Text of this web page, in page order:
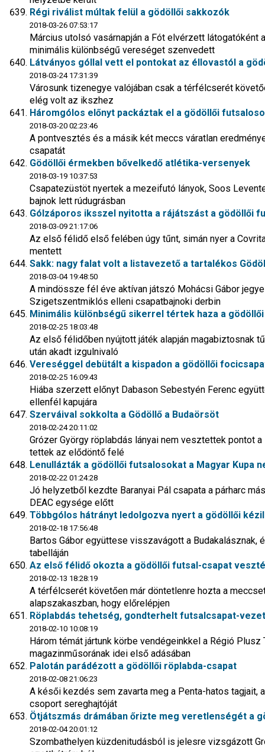
Régi riválist múltak felül a gödöllői sakkozók
2018-03-26 07:53:17
Március utolsó vasárnapján a Fót elvérzett látogatóként
minimális különbségű vereséget szenvedett
Látványos góllal vett el pontokat az éllovastól a
2018-03-24 17:31:39
Városunk tizenegye valójában csak a térfélcserét
elég volt az ikszhez
Háromgólos előnyt packáztak el a gödöllői
2018-03-20 02:23:46
A pontvesztés és a másik két meccs váratlan
csapatát
Gödöllői érmekben bővelkedő atlétika-versenyek
2018-03-19 10:37:53
Csapatezüstöt nyertek a mezeifutó lányok, Soos
bajnok lett rúdugrásban
Gólzáporos iksszel nyitotta a rájátszást a gödöllői
2018-03-09 21:17:06
Az első félidő első felében úgy tűnt, simán nyer a
mentett
Sakk: nagy falat volt a listavezető a tartalékos
2018-03-04 19:48:50
A mindössze fél éve aktívan játszó Mohácsi Gábor
Szigetszentmiklós elleni csapatbajnoki derbin
Minimális különbségű sikerrel tértek haza a
2018-02-25 18:03:48
Az első félidőben nyújtott játék alapján magabiztosnak
után akadt izgulnivaló
Vereséggel debütált a kispadon a gödöllői
2018-02-25 16:09:43
Hiába szerzett előnyt Dabason Sebestyén Ferenc
ellenfél kapujára
Szerváival sokkolta a Gödöllő a Budaörsöt
2018-02-24 20:11:02
Grózer György röplabdás lányai nem vesztettek pontot
tettek az elődöntő felé
Lenullázták a gödöllői futsalosokat a Magyar Kupa
2018-02-22 01:24:28
Jó helyzetből kezdte Baranyai Pál csapata a párharc
DEAC egysége előtt
Többgólos hátrányt ledolgozva nyert a gödöllői
2018-02-18 17:56:48
Bartos Gábor együttese visszavágott a
tabelláján
Az első félidő okozta a gödöllői futsal-csapat
2018-02-13 18:28:19
A térfélcserét követően már döntetlenre hozta a
alapszakaszban, hogy előrelépjen
Röplabdás tehetség, gondterhelt futsalcsapat-
2018-02-10 10:08:19
Három témát jártunk körbe vendégeinkkel a Régió
magazinműsorának idei első adásában
Palotán parádézott a gödöllői röplabda-csapat
2018-02-08 21:06:23
A késői kezdés sem zavarta meg a Penta-hatos tagjait,
csoport sereghajtóját
Ötjátszmás drámában őrizte meg veretlenségét a
2018-02-04 20:01:12
Szombathelyen küzdenitudásból is jelesre vizsgázott